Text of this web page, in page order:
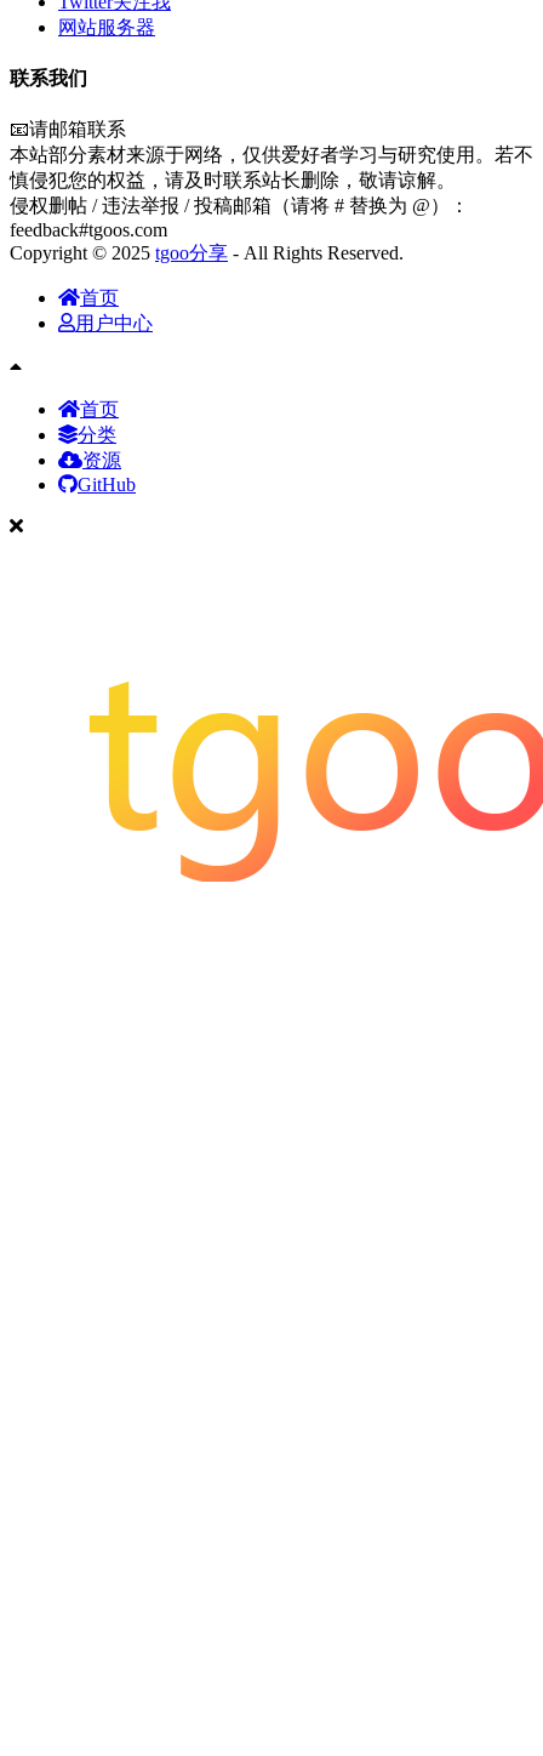
网站服务器
联系我们
📧请邮箱联系
本站部分素材来源于网络，仅供爱好者学习与研究使用。若不
慎侵犯您的权益，请及时联系站长删除，敬请谅解。
侵权删帖 / 违法举报 / 投稿邮箱（请将 # 替换为 @）：
feedback#tgoos.com
Copyright © 2025 tgoo分享 - All Rights Reserved.
首页
用户中心
首页
分类
资源
GitHub